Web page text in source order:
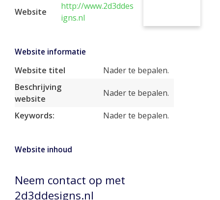
Website
http://www.2d3ddes
igns.nl
Website informatie
Website titel
Nader te bepalen.
Beschrijving
website
Nader te bepalen.
Keywords: Nader te bepalen.
Website inhoud
Neem contact op met
2d3ddesigns.nl